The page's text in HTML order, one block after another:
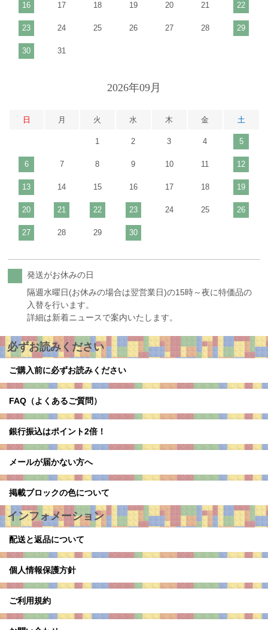
16 17 18 19 20 21 22
23 24 25 26 27 28 29
30 31
2026年09月
日 月 火 水 木 金 土
1 2 3 4 5
6 7 8 9 10 11 12
13 14 15 16 17 18 19
20 21 22 23 24 25 26
27 28 29 30
発送がお休みの日
隔週水曜日(お休みの場合は翌営業日)の15時～夜に特価品の
入替を行います。
詳細は新着ニュースで案内いたします。
必ずお読みください
ご購入前に必ずお読みください
FAQ（よくあるご質問）
銀行振込はポイント2倍！
メールが届かない方へ
掲載ブロックの色について
インフォメーション
配送と返品について
個人情報保護方針
ご利用規約